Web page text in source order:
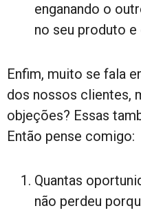
enganando o
no seu produto
Enfim, muito se fala
dos nossos clientes,
objeções? Essas
Então pense comigo:
Quantas
não perdeu